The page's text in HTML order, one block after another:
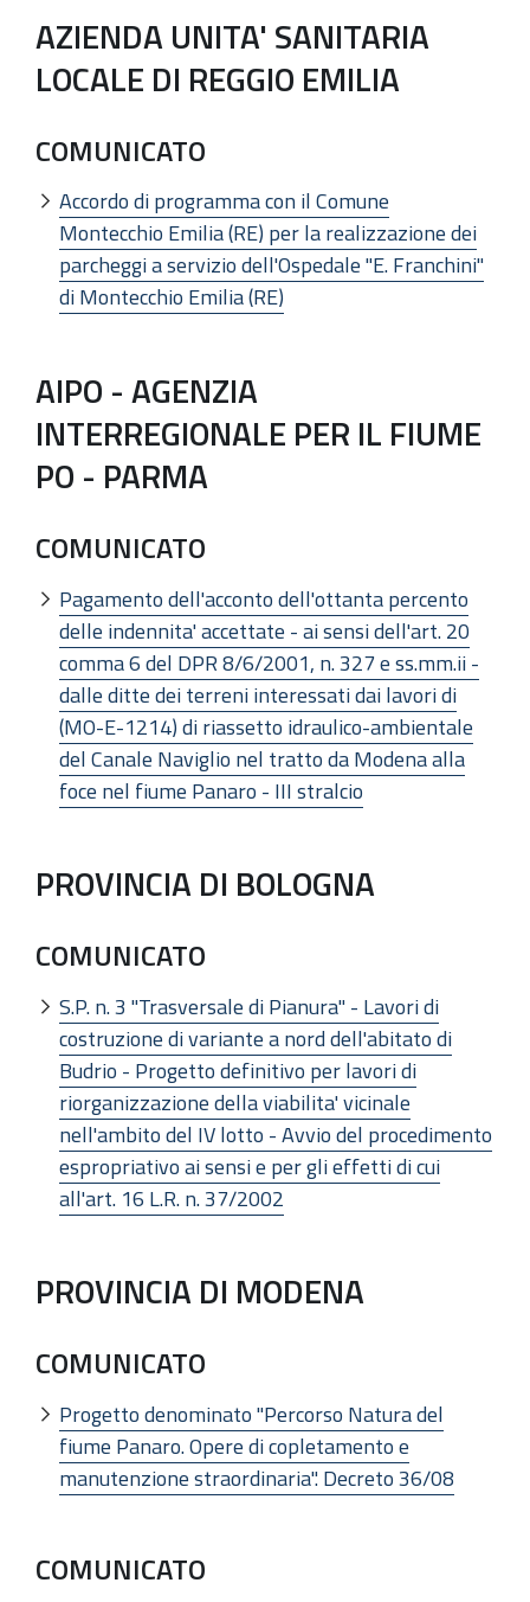
AZIENDA UNITA' SANITARIA
LOCALE DI REGGIO EMILIA
COMUNICATO
Accordo di programma con il Comune
Montecchio Emilia (RE) per la realizzazione dei
parcheggi a servizio dell'Ospedale "E. Franchini"
di Montecchio Emilia (RE)
AIPO - AGENZIA
INTERREGIONALE PER IL FIUME
PO - PARMA
COMUNICATO
Pagamento dell'acconto dell'ottanta percento
delle indennita' accettate - ai sensi dell'art. 20
comma 6 del DPR 8/6/2001, n. 327 e ss.mm.ii -
dalle ditte dei terreni interessati dai lavori di
(MO-E-1214) di riassetto idraulico-ambientale
del Canale Naviglio nel tratto da Modena alla
foce nel fiume Panaro - III stralcio
PROVINCIA DI BOLOGNA
COMUNICATO
S.P. n. 3 "Trasversale di Pianura" - Lavori di
costruzione di variante a nord dell'abitato di
Budrio - Progetto definitivo per lavori di
riorganizzazione della viabilita' vicinale
nell'ambito del IV lotto - Avvio del procedimento
espropriativo ai sensi e per gli effetti di cui
all'art. 16 L.R. n. 37/2002
PROVINCIA DI MODENA
COMUNICATO
Progetto denominato "Percorso Natura del
fiume Panaro. Opere di copletamento e
manutenzione straordinaria". Decreto 36/08
COMUNICATO